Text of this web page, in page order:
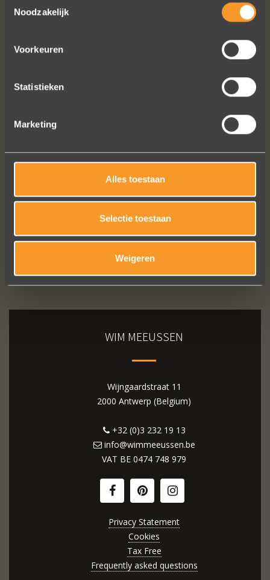
Noodzakelijk
Voorkeuren
Statistieken
Marketing
Alles toestaan
Selectie toestaan
Weigeren
vriendelijk, het team reageert snel en
uitstekend advies. We hebben zojuist
Bekijk al onze reviews
WIM MEEUSSEN
Wijngaardstraat 11
2000 Antwerp (Belgium)
+32 (0)3 232 19 13
info@wimmeeussen.be
VAT BE 0474 748 979
Privacy Statement
Cookies
Tax Free
Frequently asked questions